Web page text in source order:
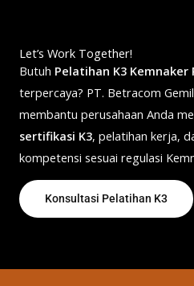
Let’s Work Together!
Butuh Pelatihan K3 Kemnaker
terpercaya? PT. Betracom
membantu perusahaan Anda
sertifikasi K3, pelatihan kerja,
kompetensi sesuai regulasi
Konsultasi Pelatihan K3